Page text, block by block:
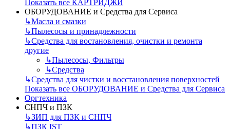
Показать все КАРТРИДЖИ
ОБОРУДОВАНИЕ и Средства для Сервиса
↳Масла и смазки
↳Пылесосы и принадлежности
↳Средства для востановления, очистки и ремонта
другие
↳Пылесосы, Фильтры
↳Средства
↳Средства для чистки и восстановления поверхностей
Показать все ОБОРУДОВАНИЕ и Средства для Сервиса
Оргтехника
СНПЧ и ПЗК
↳ЗИП для ПЗК и СНПЧ
↳ПЗК IST